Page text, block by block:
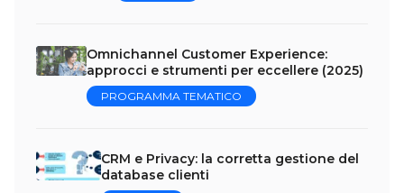
Omnichannel Customer Experience:
approcci e strumenti per eccellere (2025)
PROGRAMMA TEMATICO
CRM e Privacy: la corretta gestione del
database clienti